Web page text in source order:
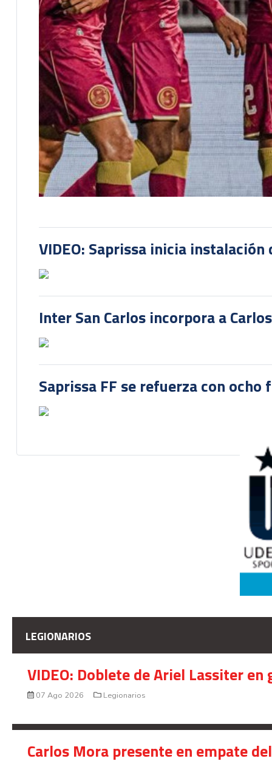
VIDEO: Saprissa inicia
Inter San Carlos incorpora a
Saprissa FF se refuerza con
LEGIONARIOS
VIDEO: Doblete de Ariel Lassiter
07 Ago 2026 Legionarios
Carlos Mora presente en empate